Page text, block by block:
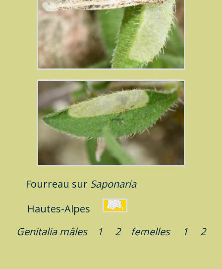
Fourreau sur Saponaria
Hautes-Alpes
Genitalia mâles
1 2 femelles 1 2